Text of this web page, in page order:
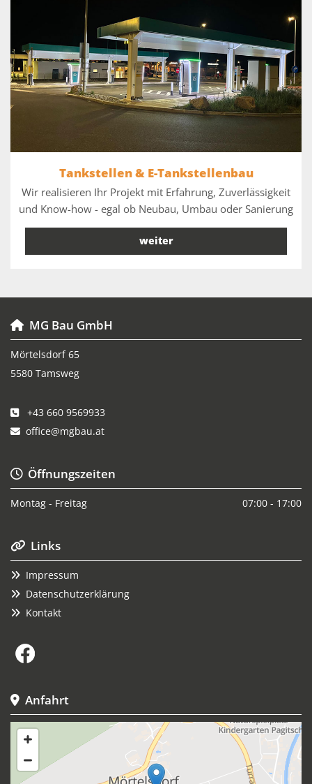
Tankstellen & E-Tankstellenbau
Wir realisieren Ihr Projekt mit Erfahrung, Zuverlässigkeit
und Know-how - egal ob Neubau, Umbau oder Sanierung
weiter
 MG Bau GmbH
Mörtelsdorf 65
5580 Tamsweg
 +43 660 9569933
 office@mgbau.at
Öffnungszeiten
Montag - Freitag 07:00 - 17:00
 Links
 Impressum
 Datenschutzerklärung
 Kontakt
 Anfahrt